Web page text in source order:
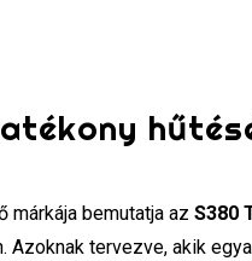
márkája bemutatja azS380
Azoknak tervezve, akik